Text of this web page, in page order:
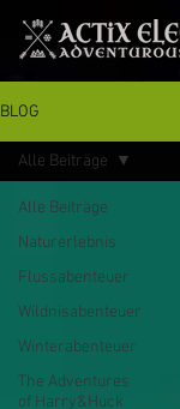
BLOG
Alle Beiträge
Naturerlebnis
Flussabenteuer
Wildnisabenteuer
Winterabenteuer
The Adventures
of Harry&Huck
Alle Beiträge